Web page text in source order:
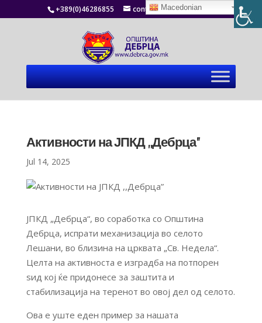
+389(0)46286855 contact@debrca.gov.mk
Активности на ЈПКД ,,Дебрца”
Jul 14, 2025
JПКД „Дебрца“, во соработка со Општина
Дебрца, испрати механизација во селото
Лешани, во близина на црквата „Св. Недела“.
Целта на активноста е изградба на потпорен
ѕид кој ќе придонесе за заштита и
стабилизација на теренот во овој дел од селото.
Ова е уште еден пример за нашата
Macedonian